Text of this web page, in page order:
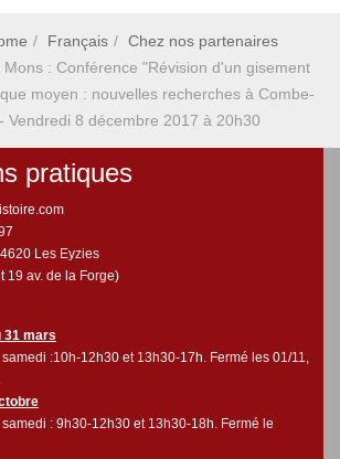
Français
Chez nos partenaires
: Conférence "Révision d'un gisement
moyen : nouvelles recherches à Combe-
Vendredi 8 décembre 2017 à 20h30
pratiques
Les Eyzies
19 av. de la Forge)
31 mars
:10h-12h30 et 13h30-17h. Fermé les 01/11,
: 9h30-12h30 et 13h30-18h. Fermé le